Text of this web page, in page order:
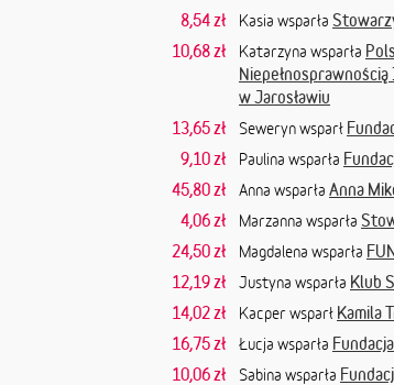
8,54 zł
Kasia wsparła
10,68 zł
Katarzyna wsparła
w Jarosławiu
13,65 zł
Seweryn wsparł
9,10 zł
Paulina wsparła
45,80 zł
Anna wsparła Anna
4,06 zł
Marzanna wsparła
24,50 zł
Magdalena wsparła
12,19 zł
Justyna wsparła Klub
14,02 zł
Kacper wsparł Kamila
16,75 zł
Łucja wsparła
10,06 zł
Sabina wsparła